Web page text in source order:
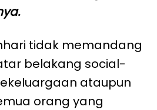
tidak memandang
belakang social-
ataupun
orang yang